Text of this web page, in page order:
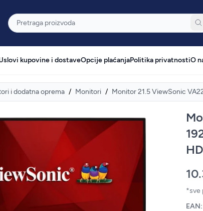
Pretraga
kupovine i dostaveOpcije plaćanjaPolitika privatnostiO
i dodatna oprema / Monitori / Monitor 21.5 ViewSonic
*sve
EAN: